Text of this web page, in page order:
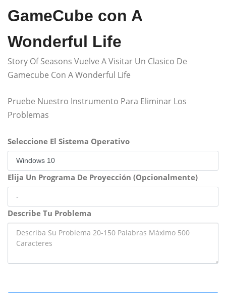
GameCube con A
Wonderful Life
Story Of Seasons Vuelve A Visitar Un Clasico De
Gamecube Con A Wonderful Life
Pruebe Nuestro Instrumento Para Eliminar Los
Problemas
Seleccione El Sistema Operativo
Elija Un Programa De Proyección (Opcionalmente)
Describe Tu Problema